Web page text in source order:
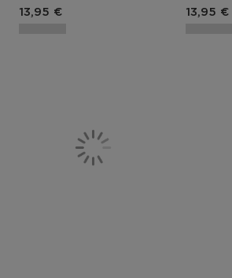
Prix du produit
13,95 € Prix du
13,95 €